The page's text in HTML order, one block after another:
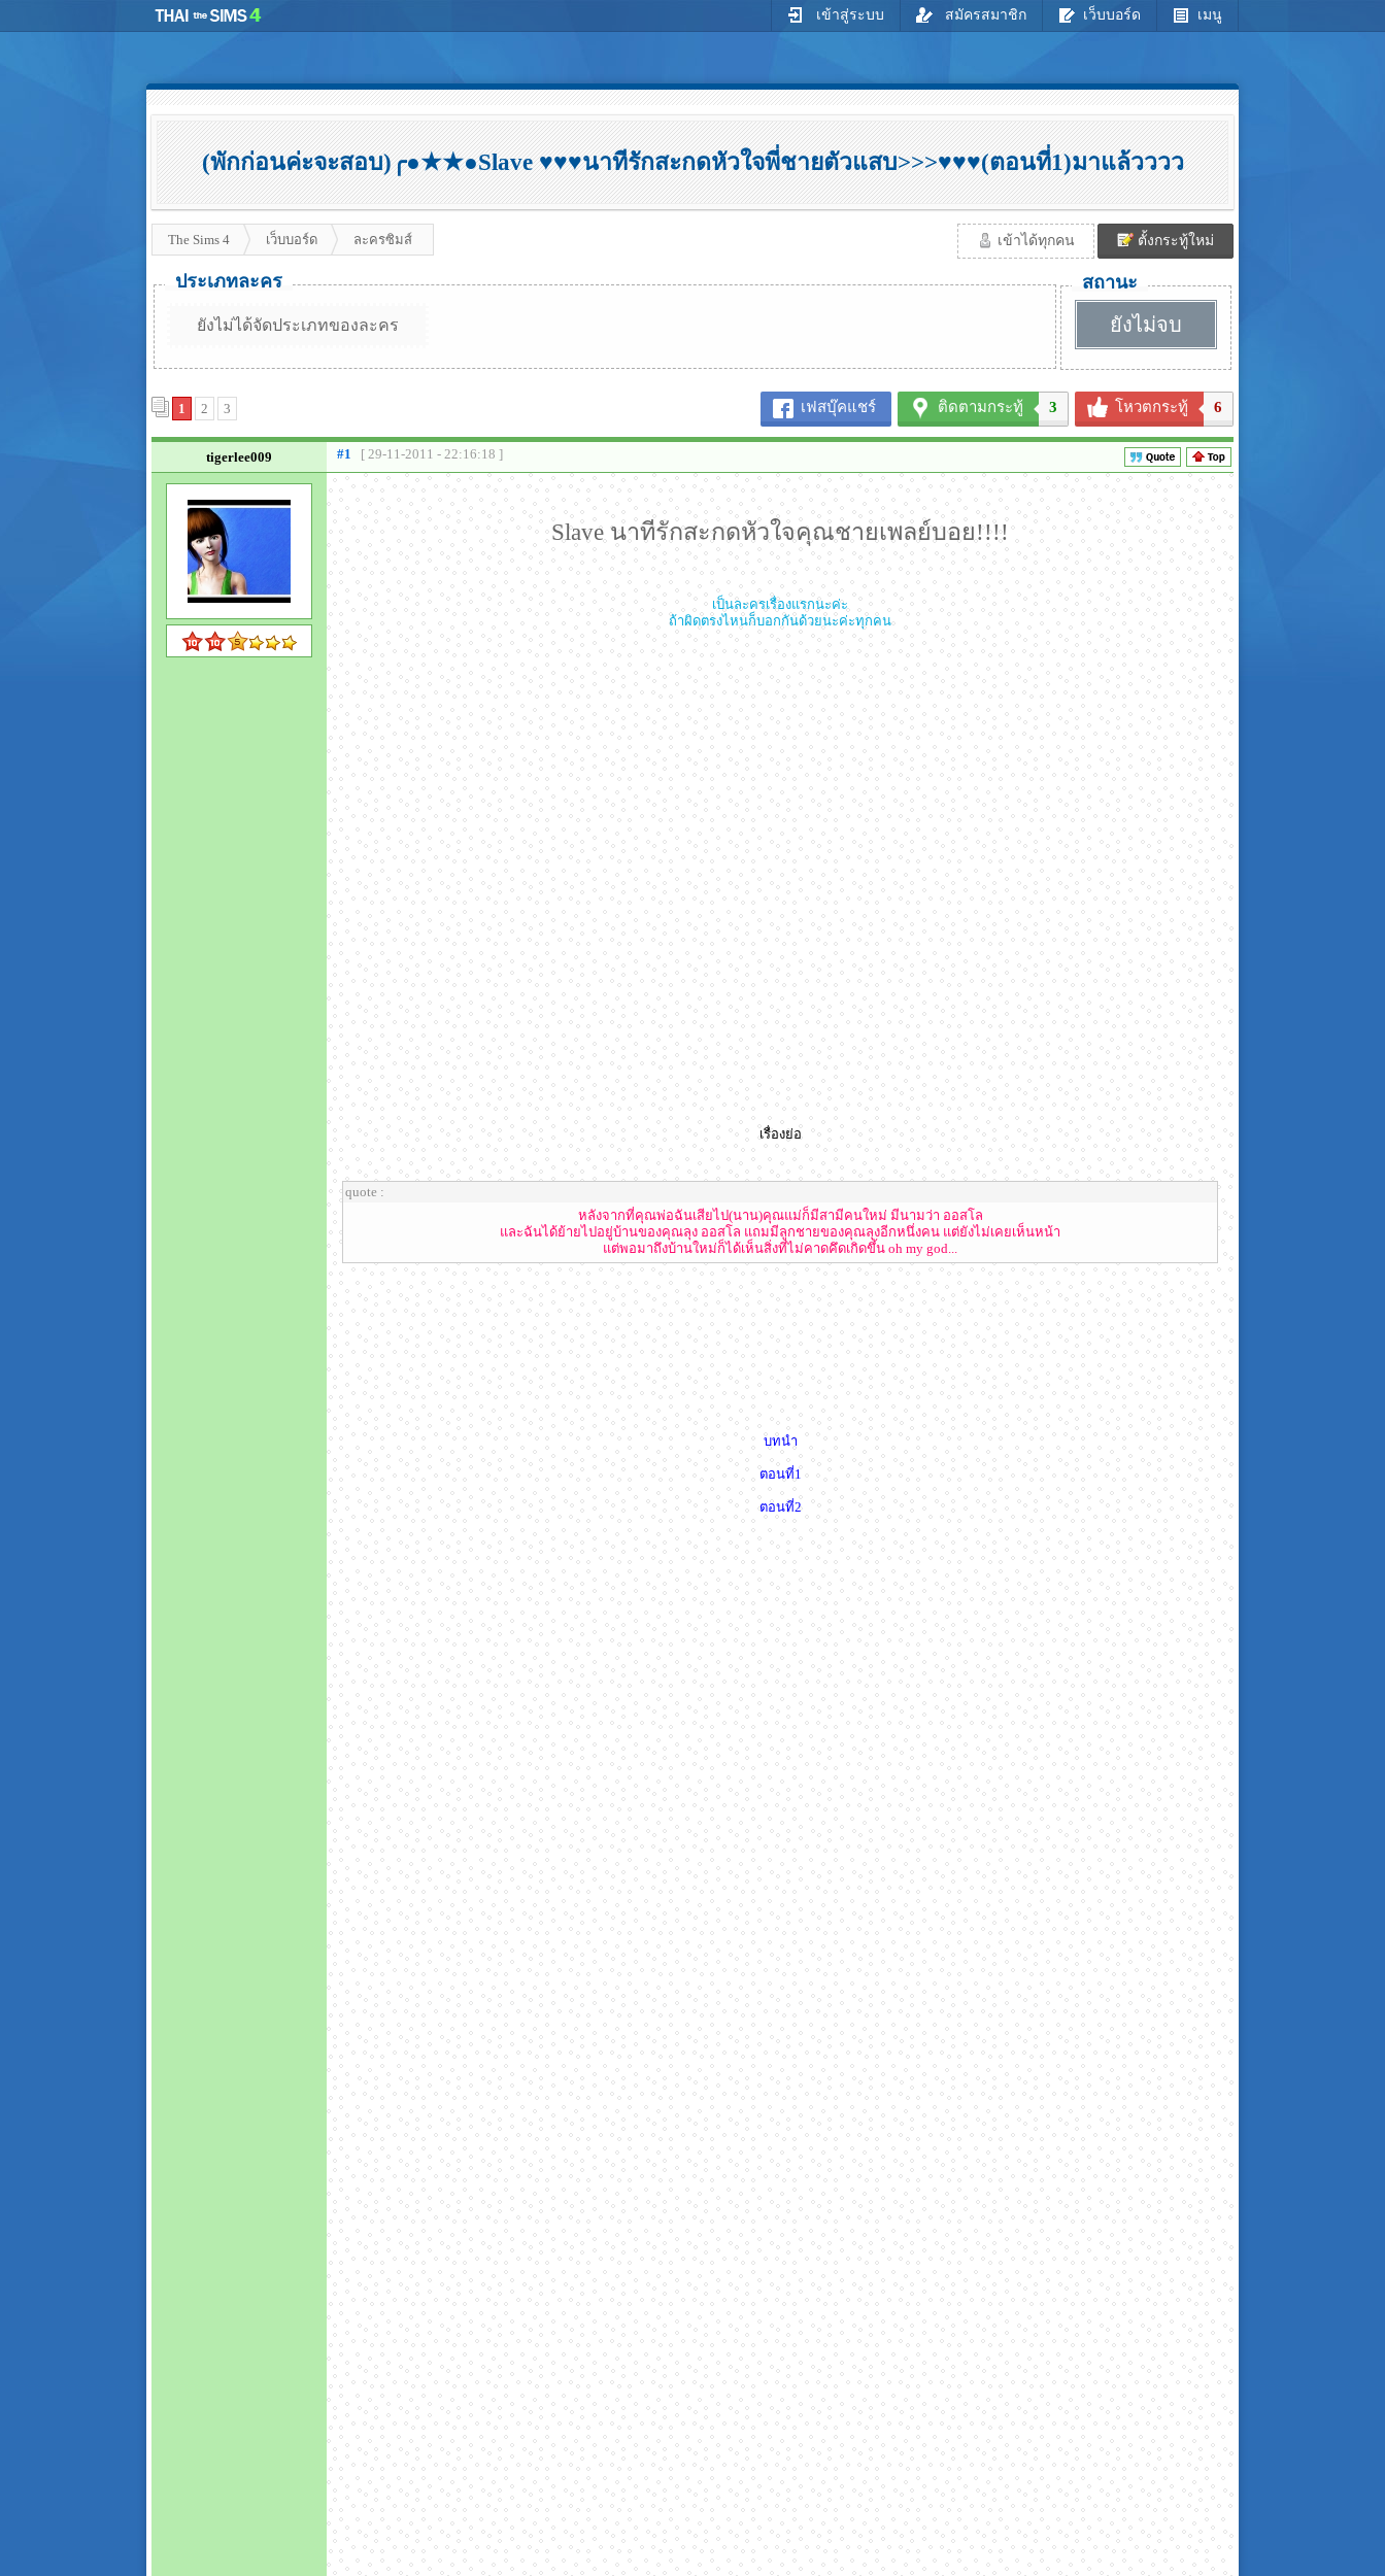
เข้าสู่ระบบ สมัครสมาชิก เว็บบอร์ด เมนู
(พักก่อนค่ะจะสอบ)╭●★★●Slave ♥♥♥นาทีรักสะกดหัวใจพี่ชายตัวแสบ>>>♥♥♥(ตอนที่1)มาแล้วววว
The Sims 4 เว็บบอร์ด ละครซิมส์ เข้าได้ทุกคน ตั้งกระทู้ใหม่
ประเภทละคร
ยังไม่ได้จัดประเภทของละคร
สถานะ
ยังไม่จบ
เฟสบุ๊คแชร์ ติดตามกระทู้ 3 โหวตกระทู้ 6
1 2 3
tigerlee009 #1 [ 29-11-2011 - 22:16:18 ]
Slave นาทีรักสะกดหัวใจคุณชายเพลย์บอย!!!!
เป็นละครเรื่องแรกนะค่ะ
ถ้าผิดตรงไหนก็บอกกันด้วยนะค่ะทุกคน
เรื่องย่อ
quote :
หลังจากที่คุณพ่อฉันเสียไป(นาน)คุณแม่ก็มีสามีคนใหม่ มีนามว่า ออสโล
และฉันได้ย้ายไปอยู่บ้านของคุณลุง ออสโล แถมมีลูกชายของคุณลุงอีกหนึ่งคน แต่ยังไม่เคยเห็นหน้า
แต่พอมาถึงบ้านใหม่ก็ได้เห็นสิ่งที่ไม่คาดคึดเกิดขึ้น oh my god...
บทนำ
ตอนที่1
ตอนที่2